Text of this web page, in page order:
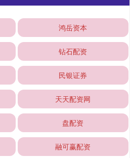
鸿岳资本
钻石配资
民银证券
天天配资网
盘配资
融可赢配资